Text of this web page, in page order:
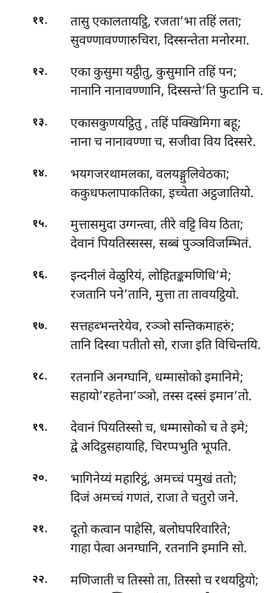
११.
तासु एकालतायट्ठि, रजता’भा तहिं लता;
सुवण्णावण्णारुचिरा, दिस्सन्तेता मनोरमा.
१२.
एका कुसुमा यट्ठीतु, कुसुमानि तहिं पन;
नानानि नानावण्णानि, दिस्सन्ते’ति फुटानि च.
१३. एकासकुणयट्ठितु, तहिं पक्खिमिगा बहू;
नाना च नानावण्णा च, सजीवा विय दिस्सरे.
१४.
भयगजरथामलका, वलयङ्गुलिवेठका;
ककुधफलापाकतिका, इच्चेता अट्ठजातियो.
१५.
मुत्तासमुदा उग्गन्त्वा, तीरे वट्टि विय ठिता;
देवानं पियतिस्सस्स, सब्बं पुञ्ञविजम्भितं.
१६.
इन्दनीलं वेळुरियं, लोहितङ्कमणिधि’मे;
रजतानि पने’तानि, मुत्ता ता तावयट्ठियो.
१७.
सत्तहब्भन्तरेयेव, रञ्ञो सन्तिकमाहरुं;
तानि दिस्वा पतीतो सो, राजा इति विचिन्तयि.
१८.
रतनानि अनग्घानि, धम्मासोको इमानिमे;
सहायो’रहतेना’ञ्ञो, तस्स दस्सं इमान’तो.
१९.
देवानं पियतिस्सो च, धम्मासोको च ते इमे;
द्वे अदिट्ठसहायाहि, चिरप्पभुति भूपति.
२०.
भागिनेय्यं महारिट्ठं, अमच्चं पमुखं ततो;
दिजं अमच्चं गणतं, राजा ते चतुरो जने.
२१.
दूतो कत्वान पाहेसि, बलोघपरिवारिते;
गाहा पेत्वा अनग्घानि, रतनानि इमानि सो.
२२.
मणिजाती च तिस्सो ता, तिस्सो च रथयट्ठियो;